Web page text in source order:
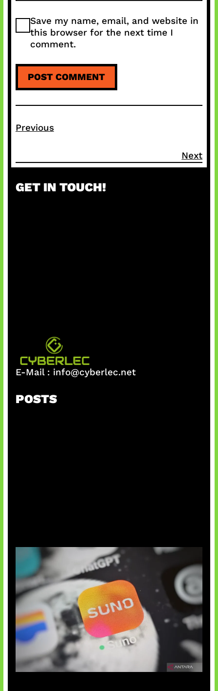
Save my name, email, and website in
this browser for the next time I
comment.
Previous
Next
GET IN TOUCH!
E-Mail : info@cyberlec.net
POSTS